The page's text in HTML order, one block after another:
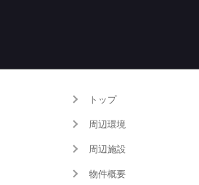
トップ
周辺環境
周辺施設
物件概要